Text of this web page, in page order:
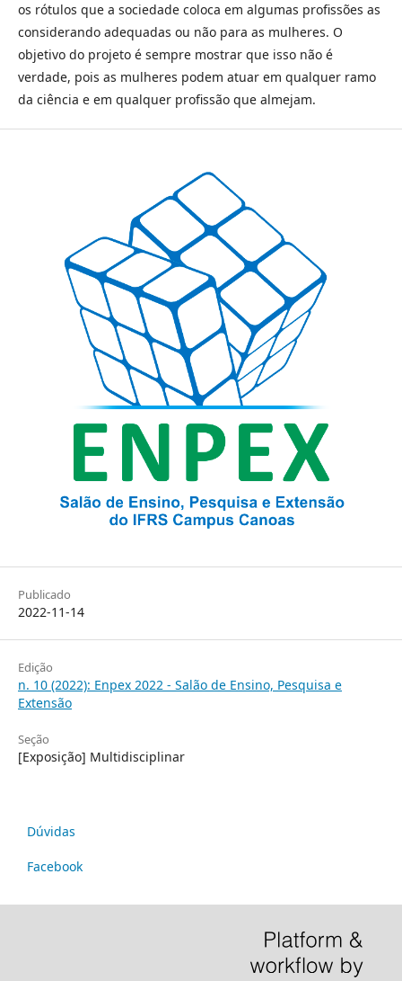
os rótulos que a sociedade coloca em algumas profissões as
considerando adequadas ou não para as mulheres. O
objetivo do projeto é sempre mostrar que isso não é
verdade, pois as mulheres podem atuar em qualquer ramo
da ciência e em qualquer profissão que almejam.
Publicado
2022-11-14
Edição
n. 10 (2022): Enpex 2022 - Salão de Ensino, Pesquisa e
Extensão
Seção
[Exposição] Multidisciplinar
Dúvidas
Facebook